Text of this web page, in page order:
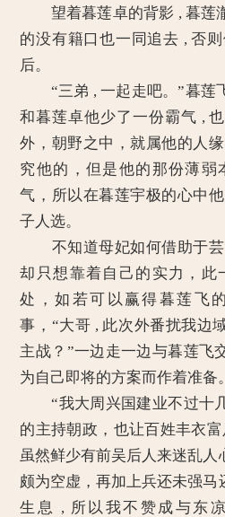
望着暮莲卓的背影 , 暮莲
的没有籍口也一同追去 , 否
后。
“三弟 , 一起走吧。”暮莲
和暮莲卓他少了一份霸气 ,
外，朝野之中，就属他的人
究他的，但是他的那份薄弱
气，所以在暮莲宇极的心中
子人选。
不知道母妃如何借助于芸
却只想靠着自己的实力，此
处，如若可以赢得暮莲飞
事，“大哥 , 此次外番扰我边
主战？”一边走一边与暮莲飞
为自己即将的方案而作着准备。
“我大周兴国建业不过十
的主持朝政，也让百姓丰衣
虽然鲜少有前吴后人来迷乱人
颇为空虚，再加上兵还未强马
生息 , 所以我不赞成与东